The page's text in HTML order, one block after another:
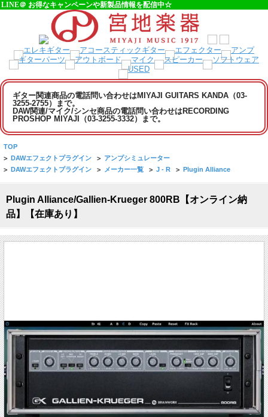
LINE＠ お得なキャンペーンや新製品情報を配信中☆
ギター関連商品の電話問い合わせはMIYAJI GUITARS KANDA（03-
3255-2755）まで。
DAW関連/マイク/シンセ商品の電話問い合わせはRECORDING
PROSHOP MIYAJI（03-3255-3332）まで。
TOP
> DAWエフェクトプラグイン > アンプシミュレーター
> DAWエフェクトプラグイン > メーカー一覧 > J - R > Plugin Alliance
Plugin Alliance/Gallien-Krueger 800RB【オンライン納
品】【在庫あり】